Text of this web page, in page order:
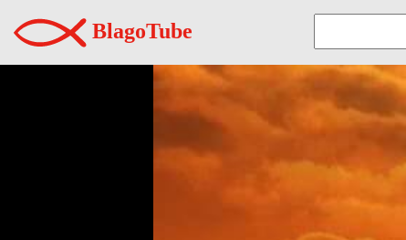
BlagoTube